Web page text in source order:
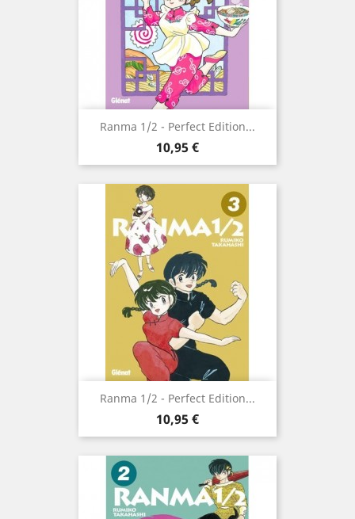
Ranma 1/2 - Perfect Edition...
Prix
10,95 €
Ranma 1/2 - Perfect Edition...
Prix
10,95 €